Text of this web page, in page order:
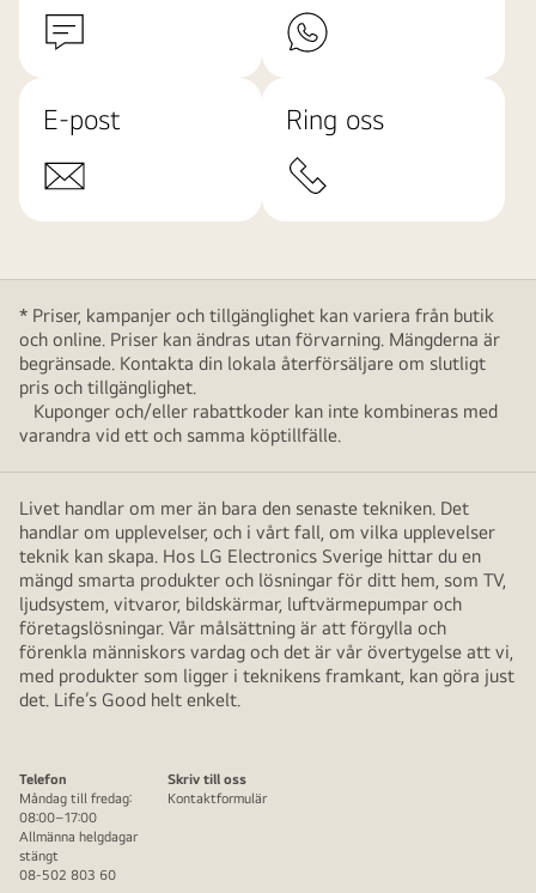
E-post Ring oss
* Priser, kampanjer och tillgänglighet kan variera från butik
och online. Priser kan ändras utan förvarning. Mängderna är
begränsade. Kontakta din lokala återförsäljare om slutligt
pris och tillgänglighet.
Kuponger och/eller rabattkoder kan inte kombineras med
varandra vid ett och samma köptillfälle.
Livet handlar om mer än bara den senaste tekniken. Det
handlar om upplevelser, och i vårt fall, om vilka upplevelser
teknik kan skapa. Hos LG Electronics Sverige hittar du en
mängd smarta produkter och lösningar för ditt hem, som TV,
ljudsystem, vitvaror, bildskärmar, luftvärmepumpar och
företagslösningar. Vår målsättning är att förgylla och
förenkla människors vardag och det är vår övertygelse att vi,
med produkter som ligger i teknikens framkant, kan göra just
det. Life’s Good helt enkelt.
Telefon
Måndag till fredag:
08:00–17:00
Allmänna helgdagar
stängt
08-502 803 60
Skriv till oss
Kontaktformulär